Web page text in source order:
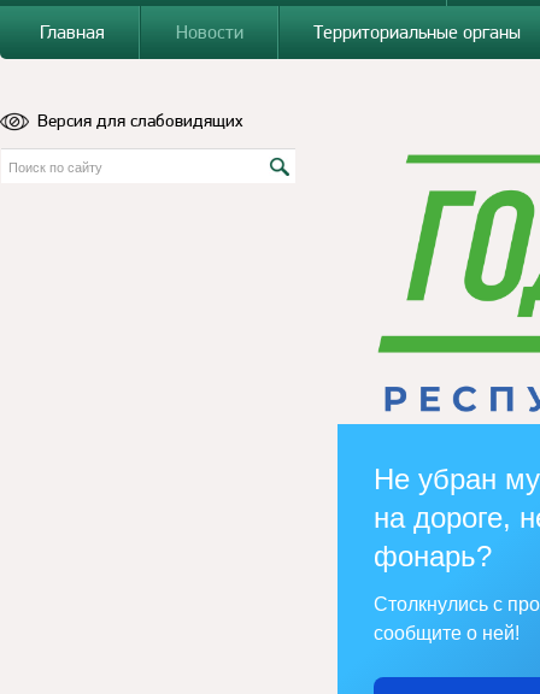
Главная
Новости Территориальные органы
Версия для слабовидящих
Не убран
на дороге,
фонарь?
Столкнулись с
сообщите о ней!